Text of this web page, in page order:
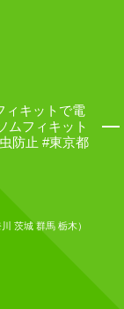
ィキットで電
ムフィキット
防止 #東京都
茨城 群馬 栃木）